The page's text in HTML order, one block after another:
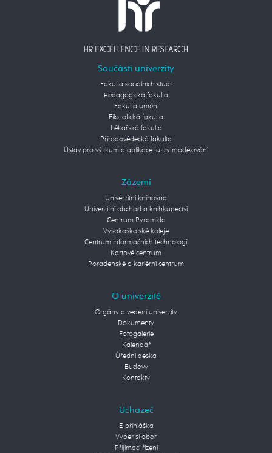
Součásti univerzity
Fakulta sociálních studií
Pedagogická fakulta
Fakulta umění
Filozofická fakulta
Lékařská fakulta
Přírodovědecká fakulta
Ústav pro výzkum a aplikace fuzzy modelování
Zázemí
Univerzitní knihovna
Univerzitní obchod a knihkupectví
Centrum Pyramida
Vysokoškolské koleje
Centrum informačních technologií
Kartové centrum
Poradenské a kariérní centrum
O univerzitě
Orgány a vedení univerzity
Dokumenty
Fotogalerie
Kalendář
Úřední deska
Budovy
Kontakty
Uchazeč
E-přihláška
Vyber si obor
Přijímací řízení